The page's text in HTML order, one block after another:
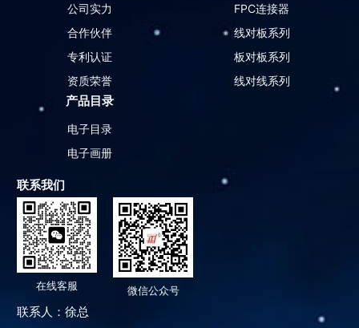
公司实力
合作伙伴
专利认证
资质荣誉
FPC连接器
线对板系列
板对板系列
线对线系列
产品目录
电子目录
电子画册
联系我们
在线客服 微信公众号
联系人：徐总